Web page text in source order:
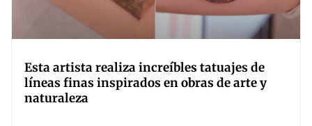
Esta artista realiza increíbles tatuajes de
líneas finas inspirados en obras de arte y
naturaleza